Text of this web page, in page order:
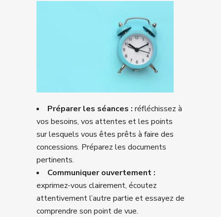
Préparer les séances : réfléchissez à
vos besoins, vos attentes et les points
sur lesquels vous êtes prêts à faire des
concessions. Préparez les documents
pertinents.
Communiquer ouvertement :
exprimez-vous clairement, écoutez
attentivement l’autre partie et essayez de
comprendre son point de vue.